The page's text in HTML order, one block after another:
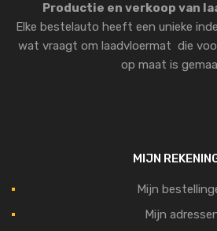
Productie en verkoop van
Elke bestelauto heeft een unieke
wat vraagt om laadvloermat die
op maat is
MIJN
Mijn
Mijn